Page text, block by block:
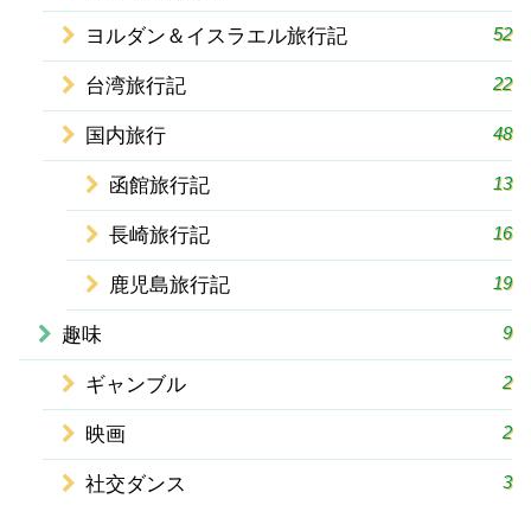
ヨルダン＆イスラエル旅行記 52
台湾旅行記 22
国内旅行 48
函館旅行記 13
長崎旅行記 16
鹿児島旅行記 19
趣味 9
ギャンブル 2
映画 2
社交ダンス 3